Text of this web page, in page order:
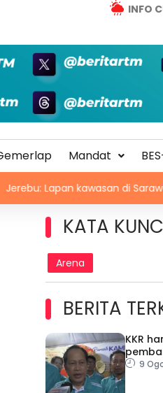
INFO
Mandat
kawasan di Sarawak, Johan
KATA
Arena
BERITA
KKR
9